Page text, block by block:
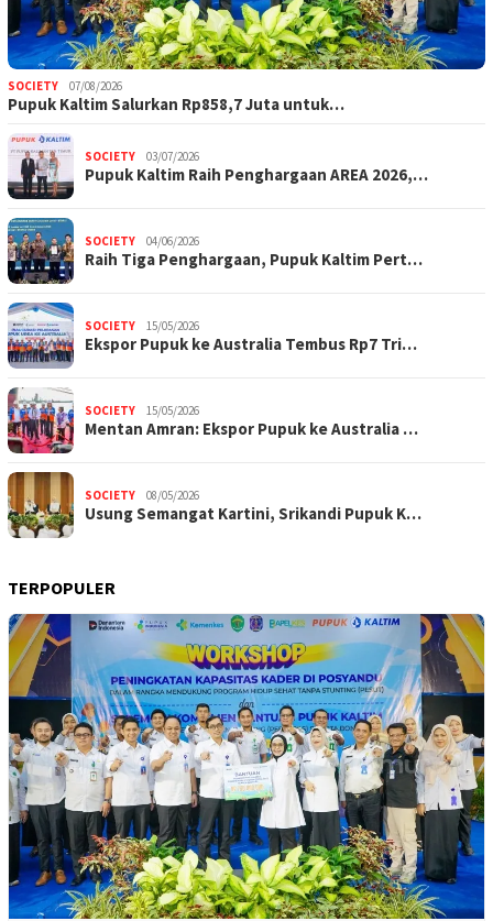
SOCIETY 07/08/2026
Pupuk Kaltim Salurkan Rp858,7 Juta untuk…
SOCIETY 03/07/2026
Pupuk Kaltim Raih Penghargaan AREA 2026,…
SOCIETY 04/06/2026
Raih Tiga Penghargaan, Pupuk Kaltim Pert…
SOCIETY 15/05/2026
Ekspor Pupuk ke Australia Tembus Rp7 Tri…
SOCIETY 15/05/2026
Mentan Amran: Ekspor Pupuk ke Australia …
SOCIETY 08/05/2026
Usung Semangat Kartini, Srikandi Pupuk K…
TERPOPULER